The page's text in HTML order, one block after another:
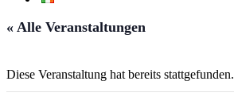
« Alle Veranstaltungen
Diese Veranstaltung hat bereits stattgefunden.